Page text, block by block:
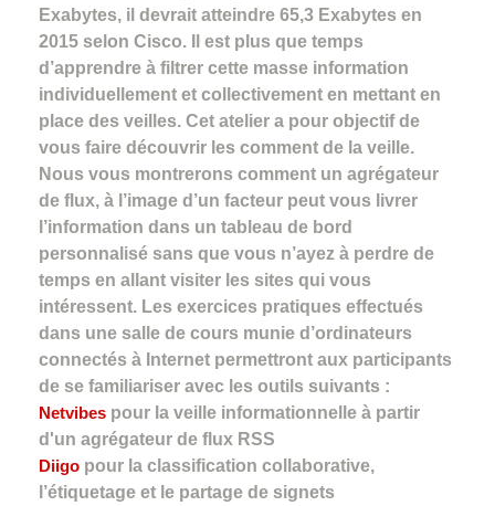
Exabytes, il devrait atteindre 65,3 Exabytes en
2015 selon Cisco. Il est plus que temps
d’apprendre à filtrer cette masse information
individuellement et collectivement en mettant en
place des veilles. Cet atelier a pour objectif de
vous faire découvrir les comment de la veille.
Nous vous montrerons comment un agrégateur
de flux, à l’image d’un facteur peut vous livrer
l’information dans un tableau de bord
personnalisé sans que vous n’ayez à perdre de
temps en allant visiter les sites qui vous
intéressent. Les exercices pratiques effectués
dans une salle de cours munie d’ordinateurs
connectés à Internet permettront aux participants
de se familiariser avec les outils suivants :
Netvibes pour la veille informationnelle à partir
d'un agrégateur de flux RSS
Diigo pour la classification collaborative,
l’étiquetage et le partage de signets